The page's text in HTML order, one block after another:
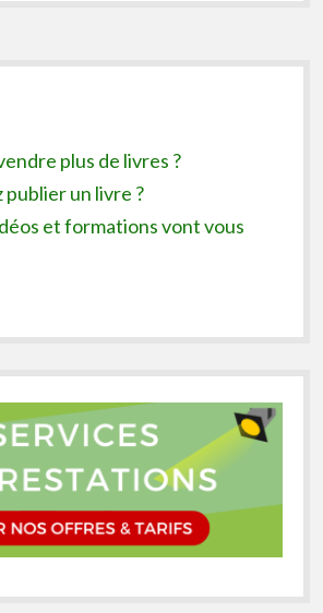
plus de livres ?
publier un livre ?
et formations vont vous